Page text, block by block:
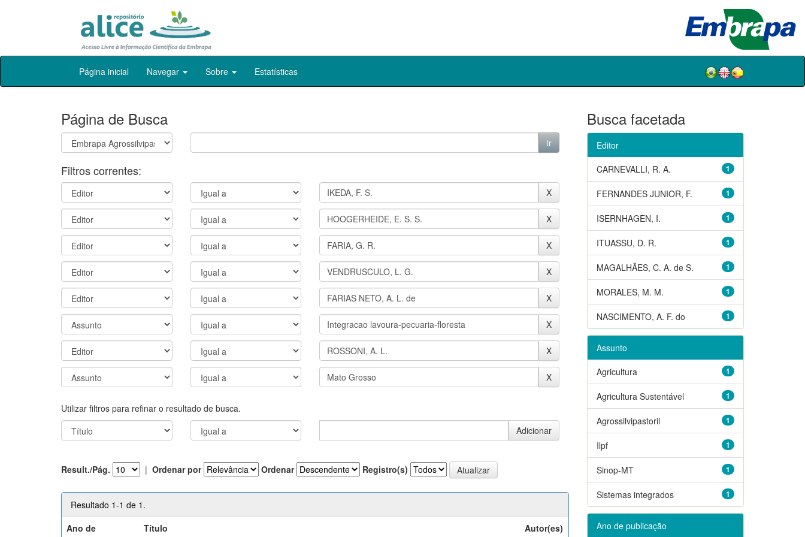
Skip
Página inicial Navegar Sobre Estatísticas
Página de Busca
Filtros correntes:
Utilizar filtros para refinar o resultado de busca.
Result./Pág. | Ordenar por Ordenar Registro(s)
Resultado 1-1 de 1.
Ano de
Título Autor(es)
Busca facetada
Editor
1
CARNEVALLI, R. A.
1
FERNANDES JUNIOR, F.
1
ISERNHAGEN, I.
1
ITUASSU, D. R.
1
MAGALHÃES, C. A. de S.
1
MORALES, M. M.
1
NASCIMENTO, A. F. do
Assunto
1
Agricultura
1
Agricultura Sustentável
1
Agrossilvipastoril
1
Ilpf
1
Sinop-MT
1
Sistemas integrados
Ano de publicação